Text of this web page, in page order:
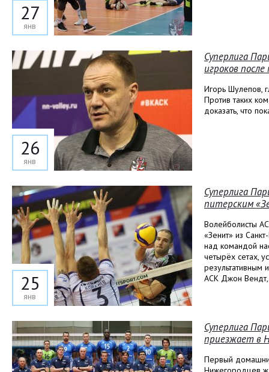
27
янв
26
янв
Суперлига
игроков
Игорь Шулепов,
Против таких
доказать, что
25
янв
Суперлига
питерским
Волейболисты
«Зенит» из
над командой
четырёх сетах,
результативным
АСК Джон Вендт,
Суперлига
приезжает в
Первый